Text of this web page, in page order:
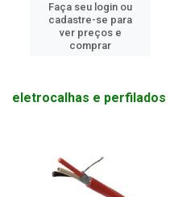
Faça seu login ou
cadastre-se para
ver preços e
comprar
eletrocalhas e perfilados